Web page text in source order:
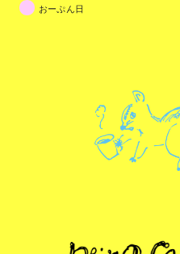
おーぷん日